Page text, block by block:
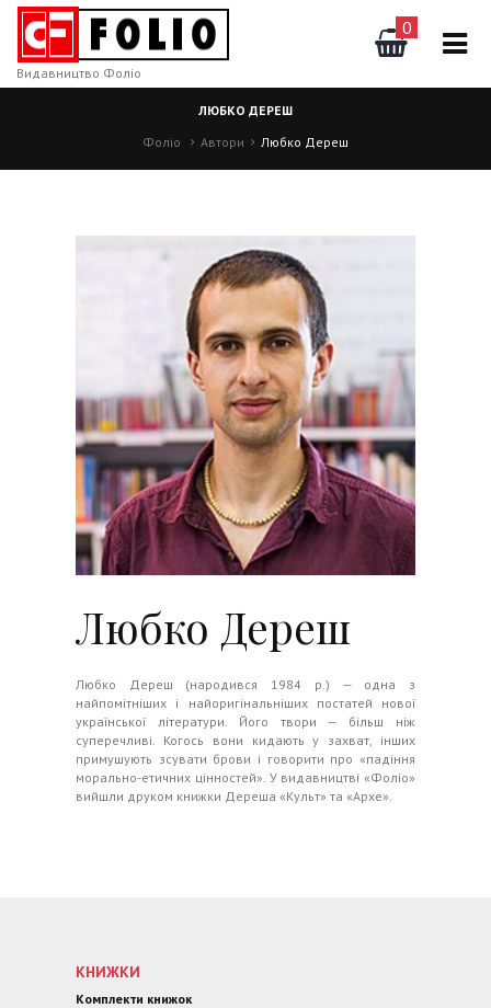
0
Видавництво Фоліо
ЛЮБКО ДЕРЕШ
Фоліо
Автори Любко Дереш
Любко Дереш
Любко Дереш (народився 1984 р.) — одна з
найпомітніших і най­оригінальніших постатей нової
української літератури. Його твори — більш ніж
суперечливі. Когось вони кидають у захват, інших
примушують зсувати брови і говорити про «падіння
морально-етичних цінностей». У видавництві «Фоліо»
вийшли друком книжки Дереша «Культ» та «Архе».
КНИЖКИ
Комплекти книжок